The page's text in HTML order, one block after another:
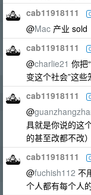
cab11918111
@Mac 产业 sold
cab11918111
@charlie21 你把
变这个社会”这些
cab11918111
@
具就是你说的这
的甚至改都不改
cab11918111
@fuchish112 不
个人都有每个人